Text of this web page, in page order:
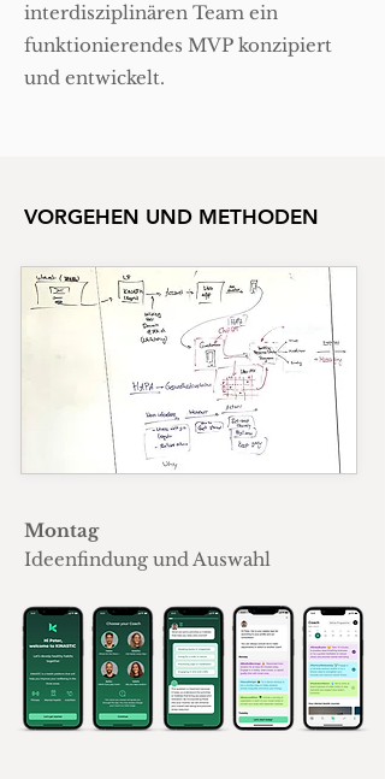
interdisziplinären Team ein
funktionierendes MVP konzipiert
und entwickelt.
VORGEHEN UND METHODEN
Montag
Ideenfindung und Auswahl